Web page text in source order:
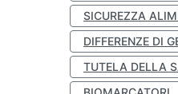
SICUREZZA
DIFFERENZE DI
TUTELA DELLA